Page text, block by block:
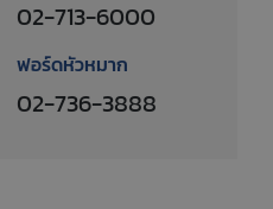
02-713-6000
ฟอร์ดหัวหมาก
02-736-3888